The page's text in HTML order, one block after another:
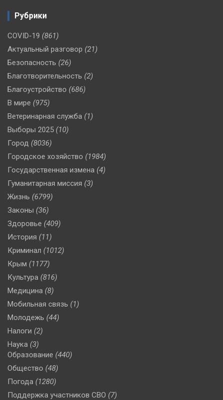
Рубрики
COVID-19 (861)
Актуальный разговор (21)
Безопасность (26)
Благотворительность (2)
Благоустройство (686)
В мире (975)
Ветеринарная служба (1)
Выборы 2025 (10)
Город (8036)
Городское хозяйство (1984)
Государственная измена (4)
Гуманитарная миссия (3)
Жизнь (6799)
Законы (36)
Здоровье (409)
История (11)
Криминал (1012)
Крым (1177)
Культура (816)
Медицина (8)
Мобильная связь (1)
Молодежь (44)
Налоги (2)
Наука (3)
Образование (440)
Общество (48)
Погода (1280)
Поддержка участников СВО (7)